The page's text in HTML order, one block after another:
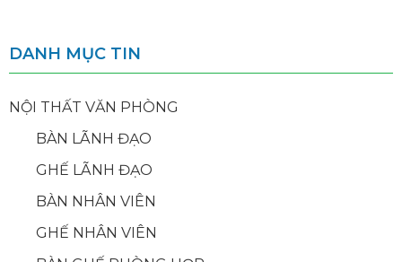
DANH MỤC TIN
NỘI THẤT VĂN PHÒNG
BÀN LÃNH ĐẠO
GHẾ LÃNH ĐẠO
BÀN NHÂN VIÊN
GHẾ NHÂN VIÊN